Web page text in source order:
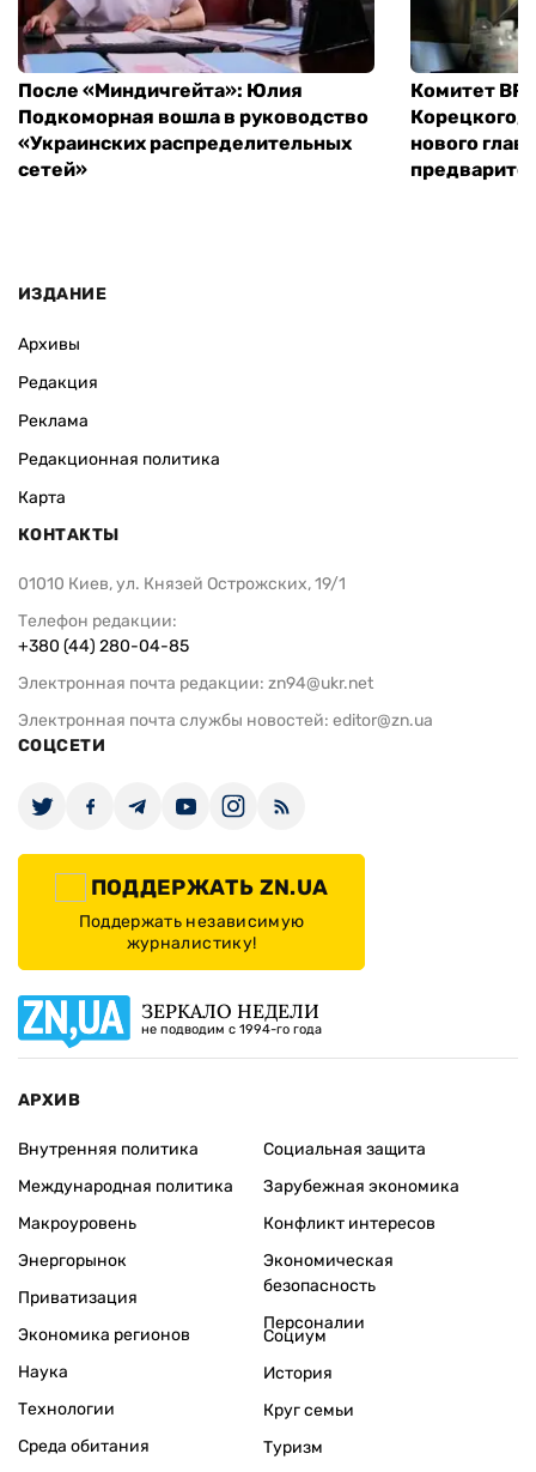
После «Миндичгейта»: Юлия
Подкоморная вошла в руководство
«Украинских распределительных
сетей»
Комитет ВР
Корецкого,
нового
ИЗДАНИЕ
Архивы
Редакция
Реклама
Редакционная политика
Карта
КОНТАКТЫ
01010 Киев, ул. Князей Острожских, 19/1
Телефон редакции:
+380 (44) 280-04-85
Электронная почта редакции: zn94@ukr.net
Электронная почта службы новостей: editor@zn.ua
СОЦСЕТИ
ПОДДЕРЖАТЬ ZN.UA
Поддержать независимую
журналистику!
ЗЕРКАЛО НЕДЕЛИ
не подводим с 1994-го года
АРХИВ
Внутренняя политика
Международная политика
Макроуровень
Энергорынок
Приватизация
Экономика регионов
Социальная защита
Зарубежная экономика
Конфликт интересов
Экономическая
безопасность
Персоналии
Наука
Технологии
Среда обитания
Социум
История
Круг семьи
Туризм